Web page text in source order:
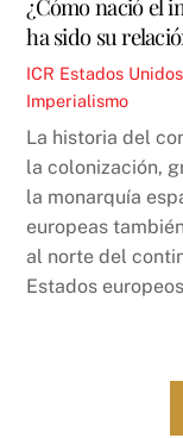
¿Cómo nació el
ha sido su
ICR Estados Unidos
Imperialismo
La historia del
la colonización,
la monarquía
europeas
al norte del
Estados